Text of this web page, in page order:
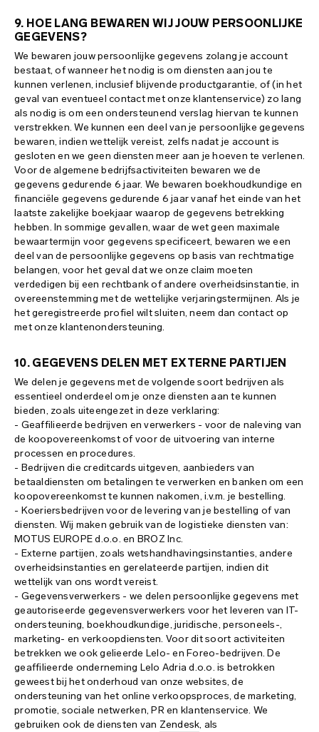
9. HOE LANG BEWAREN WIJ JOUW PERSOONLIJKE
GEGEVENS?
We bewaren jouw persoonlijke gegevens zolang je account
bestaat, of wanneer het nodig is om diensten aan jou te
kunnen verlenen, inclusief blijvende productgarantie, of (in het
geval van eventueel contact met onze klantenservice) zo lang
als nodig is om een ondersteunend verslag hiervan te kunnen
verstrekken. We kunnen een deel van je persoonlijke gegevens
bewaren, indien wettelijk vereist, zelfs nadat je account is
gesloten en we geen diensten meer aan je hoeven te verlenen.
Voor de algemene bedrijfsactiviteiten bewaren we de
gegevens gedurende 6 jaar. We bewaren boekhoudkundige en
financiële gegevens gedurende 6 jaar vanaf het einde van het
laatste zakelijke boekjaar waarop de gegevens betrekking
hebben. In sommige gevallen, waar de wet geen maximale
bewaartermijn voor gegevens specificeert, bewaren we een
deel van de persoonlijke gegevens op basis van rechtmatige
belangen, voor het geval dat we onze claim moeten
verdedigen bij een rechtbank of andere overheidsinstantie, in
overeenstemming met de wettelijke verjaringstermijnen. Als je
het geregistreerde profiel wilt sluiten, neem dan contact op
met onze klantenondersteuning.
10. GEGEVENS DELEN MET EXTERNE PARTIJEN
We delen je gegevens met de volgende soort bedrijven als
essentieel onderdeel om je onze diensten aan te kunnen
bieden, zoals uiteengezet in deze verklaring:
- Geaffilieerde bedrijven en verwerkers - voor de naleving van
de koopovereenkomst of voor de uitvoering van interne
processen en procedures.
- Bedrijven die creditcards uitgeven, aanbieders van
betaaldiensten om betalingen te verwerken en banken om een
koopovereenkomst te kunnen nakomen, i.v.m. je bestelling.
- Koeriersbedrijven voor de levering van je bestelling of van
diensten. Wij maken gebruik van de logistieke diensten van:
MOTUS EUROPE d.o.o. en BROZ Inc.
- Externe partijen, zoals wetshandhavingsinstanties, andere
overheidsinstanties en gerelateerde partijen, indien dit
wettelijk van ons wordt vereist.
- Gegevensverwerkers - we delen persoonlijke gegevens met
geautoriseerde gegevensverwerkers voor het leveren van IT-
ondersteuning, boekhoudkundige, juridische, personeels-,
marketing- en verkoopdiensten. Voor dit soort activiteiten
betrekken we ook gelieerde Lelo- en Foreo-bedrijven. De
geaffilieerde onderneming Lelo Adria d.o.o. is betrokken
geweest bij het onderhoud van onze websites, de
ondersteuning van het online verkoopsproces, de marketing,
promotie, sociale netwerken, PR en klantenservice. We
gebruiken ook de diensten van Zendesk, als